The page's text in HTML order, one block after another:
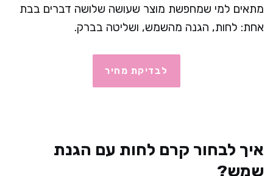
מתאים למי שמחפשת מוצר שעושה שלושה דברים בבת
אחת: לחות, הגנה מהשמש, ושליטה בברק.
לבדיקת מחיר
איך לבחור קרם לחות עם הגנת
שמש?